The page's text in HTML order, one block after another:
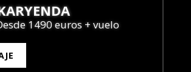
1490 euros + vuelo